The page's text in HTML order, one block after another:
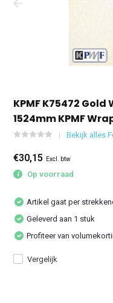
KPMF K75472
1524mm KPMF
Bekijk alles
€30,15 Excl. btw
Op voorraad
Artikel gaat per
Geleverd aan 1 stuk
Profiteer van
Vergelijk